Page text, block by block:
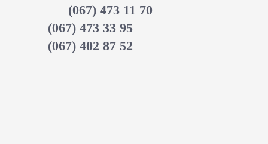
(067) 473 11 70
(067) 473 33 95
(067) 402 87 52